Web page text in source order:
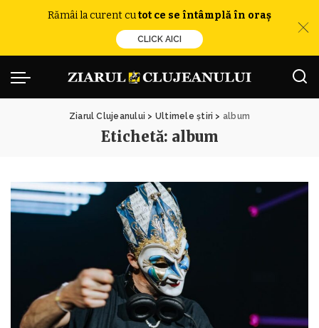
Rămâi la curent cutot ce se întâmplă în oraș
CLICK AICI
Ziarul Clujeanului > Ultimele știri > album
Etichetă: album